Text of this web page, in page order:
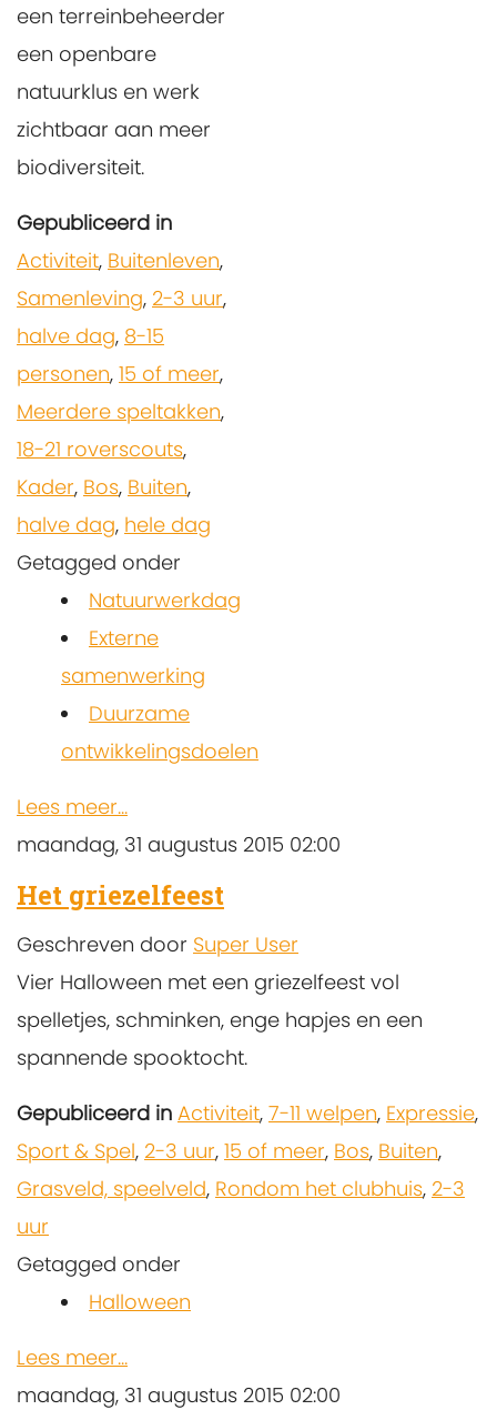
een terreinbeheerder
een openbare
natuurklus en werk
zichtbaar aan meer
biodiversiteit.
Gepubliceerd in
Activiteit, Buitenleven,
Samenleving, 2-3 uur,
halve dag, 8-15
personen, 15 of meer,
Meerdere speltakken,
18-21 roverscouts,
Kader, Bos, Buiten,
halve dag, hele dag
Getagged onder
Natuurwerkdag
Externe
samenwerking
Duurzame
ontwikkelingsdoelen
Lees meer...
maandag, 31 augustus 2015 02:00
Het griezelfeest
Geschreven door Super User
Vier Halloween met een griezelfeest vol
spelletjes, schminken, enge hapjes en een
spannende spooktocht.
Gepubliceerd in Activiteit, 7-11 welpen, Expressie,
Sport & Spel, 2-3 uur, 15 of meer, Bos, Buiten,
Grasveld, speelveld, Rondom het clubhuis, 2-3
uur
Getagged onder
Halloween
Lees meer...
maandag, 31 augustus 2015 02:00